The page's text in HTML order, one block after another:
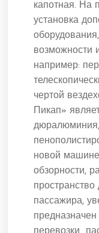
капотная. На
установка
возможности
например:
чертой
Пикап»
новой
обзорности,
пассажира,